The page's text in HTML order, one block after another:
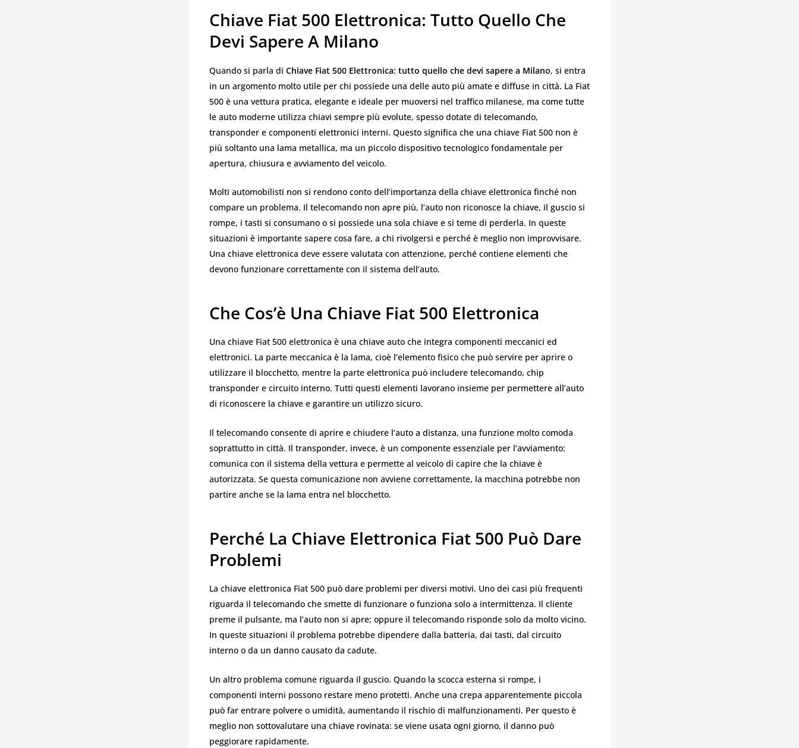
Chiave Fiat 500 Elettronica: Tutto Quello Che
Devi Sapere A Milano
Quando si parla di Chiave Fiat 500 Elettronica: tutto quello che devi sapere a Milano, si entra
in un argomento molto utile per chi possiede una delle auto più amate e diffuse in città. La Fiat
500 è una vettura pratica, elegante e ideale per muoversi nel traffico milanese, ma come tutte
le auto moderne utilizza chiavi sempre più evolute, spesso dotate di telecomando,
transponder e componenti elettronici interni. Questo significa che una chiave Fiat 500 non è
più soltanto una lama metallica, ma un piccolo dispositivo tecnologico fondamentale per
apertura, chiusura e avviamento del veicolo.
Molti automobilisti non si rendono conto dell’importanza della chiave elettronica finché non
compare un problema. Il telecomando non apre più, l’auto non riconosce la chiave, il guscio si
rompe, i tasti si consumano o si possiede una sola chiave e si teme di perderla. In queste
situazioni è importante sapere cosa fare, a chi rivolgersi e perché è meglio non improvvisare.
Una chiave elettronica deve essere valutata con attenzione, perché contiene elementi che
devono funzionare correttamente con il sistema dell’auto.
Che Cos’è Una Chiave Fiat 500 Elettronica
Una chiave Fiat 500 elettronica è una chiave auto che integra componenti meccanici ed
elettronici. La parte meccanica è la lama, cioè l’elemento fisico che può servire per aprire o
utilizzare il blocchetto, mentre la parte elettronica può includere telecomando, chip
transponder e circuito interno. Tutti questi elementi lavorano insieme per permettere all’auto
di riconoscere la chiave e garantire un utilizzo sicuro.
Il telecomando consente di aprire e chiudere l’auto a distanza, una funzione molto comoda
soprattutto in città. Il transponder, invece, è un componente essenziale per l’avviamento:
comunica con il sistema della vettura e permette al veicolo di capire che la chiave è
autorizzata. Se questa comunicazione non avviene correttamente, la macchina potrebbe non
partire anche se la lama entra nel blocchetto.
Perché La Chiave Elettronica Fiat 500 Può Dare
Problemi
La chiave elettronica Fiat 500 può dare problemi per diversi motivi. Uno dei casi più frequenti
riguarda il telecomando che smette di funzionare o funziona solo a intermittenza. Il cliente
preme il pulsante, ma l’auto non si apre; oppure il telecomando risponde solo da molto vicino.
In queste situazioni il problema potrebbe dipendere dalla batteria, dai tasti, dal circuito
interno o da un danno causato da cadute.
Un altro problema comune riguarda il guscio. Quando la scocca esterna si rompe, i
componenti interni possono restare meno protetti. Anche una crepa apparentemente piccola
può far entrare polvere o umidità, aumentando il rischio di malfunzionamenti. Per questo è
meglio non sottovalutare una chiave rovinata: se viene usata ogni giorno, il danno può
peggiorare rapidamente.